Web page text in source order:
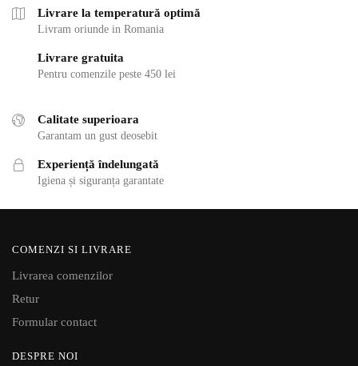
Livrare la temperatură optimă
Livram oriunde in Romania
Livrare gratuita
Pentru comenzile peste 450 lei
Calitate superioara
Garantam un gust deosebit
Experiență îndelungată
Igiena și siguranța garantate
COMENZI SI LIVRARE
Livrarea comenzilor
Retur
Formular contact
DESPRE NOI